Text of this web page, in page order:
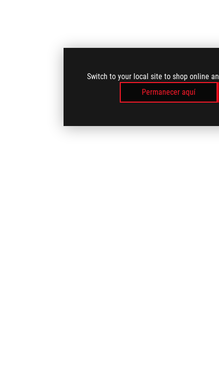
Switch to your local site to shop online
Permanecer aquí